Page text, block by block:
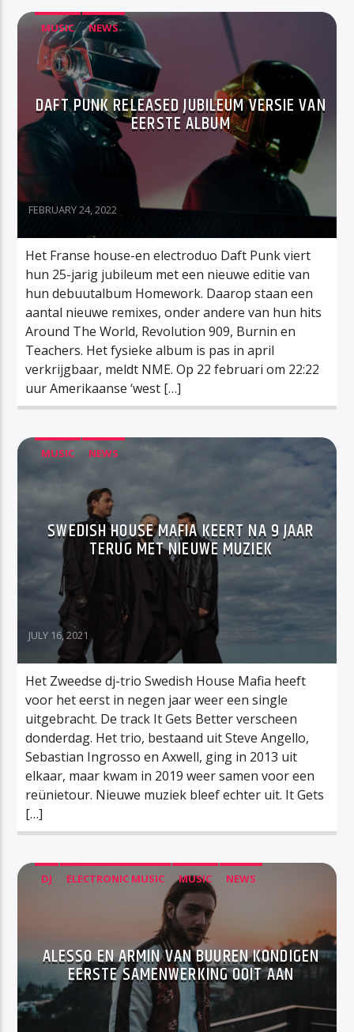
MUSIC NEWS
DAFT PUNK RELEASED JUBILEUM VERSIE VAN
EERSTE ALBUM
FEBRUARY 24, 2022
Het Franse house-en electroduo Daft Punk viert
hun 25-jarig jubileum met een nieuwe editie van
hun debuutalbum Homework. Daarop staan een
aantal nieuwe remixes, onder andere van hun hits
Around The World, Revolution 909, Burnin en
Teachers. Het fysieke album is pas in april
verkrijgbaar, meldt NME. Op 22 februari om 22:22
uur Amerikaanse ‘west […]
MUSIC NEWS
SWEDISH HOUSE MAFIA KEERT NA 9 JAAR
TERUG MET NIEUWE MUZIEK
JULY 16, 2021
Het Zweedse dj-trio Swedish House Mafia heeft
voor het eerst in negen jaar weer een single
uitgebracht. De track It Gets Better verscheen
donderdag. Het trio, bestaand uit Steve Angello,
Sebastian Ingrosso en Axwell, ging in 2013 uit
elkaar, maar kwam in 2019 weer samen voor een
reünietour. Nieuwe muziek bleef echter uit. It Gets
[…]
DJ ELECTRONIC MUSIC MUSIC NEWS
ALESSO EN ARMIN VAN BUUREN KONDIGEN
EERSTE SAMENWERKING OOIT AAN